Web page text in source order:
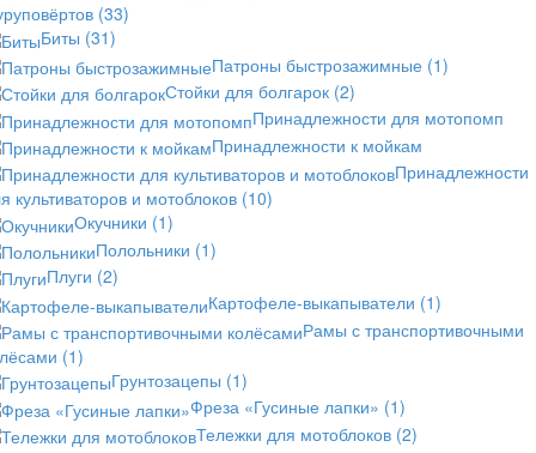
(33)
Биты (31)
Патроны быстрозажимные (1)
Стойки для болгарок (2)
Принадлежности для мотопомп
Принадлежности к мойкам
Принадлежности
культиваторов и мотоблоков (10)
Окучники (1)
Полольники (1)
Плуги (2)
Картофеле-выкапыватели (1)
Рамы с транспортивочными
(1)
Грунтозацепы (1)
Фреза «Гусиные лапки» (1)
Тележки для мотоблоков (2)